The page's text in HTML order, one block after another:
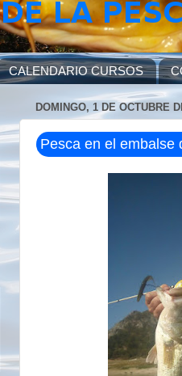
CALENDARIO CURSOS
DOMINGO, 1 DE OCTUBRE
Pesca en el embalse